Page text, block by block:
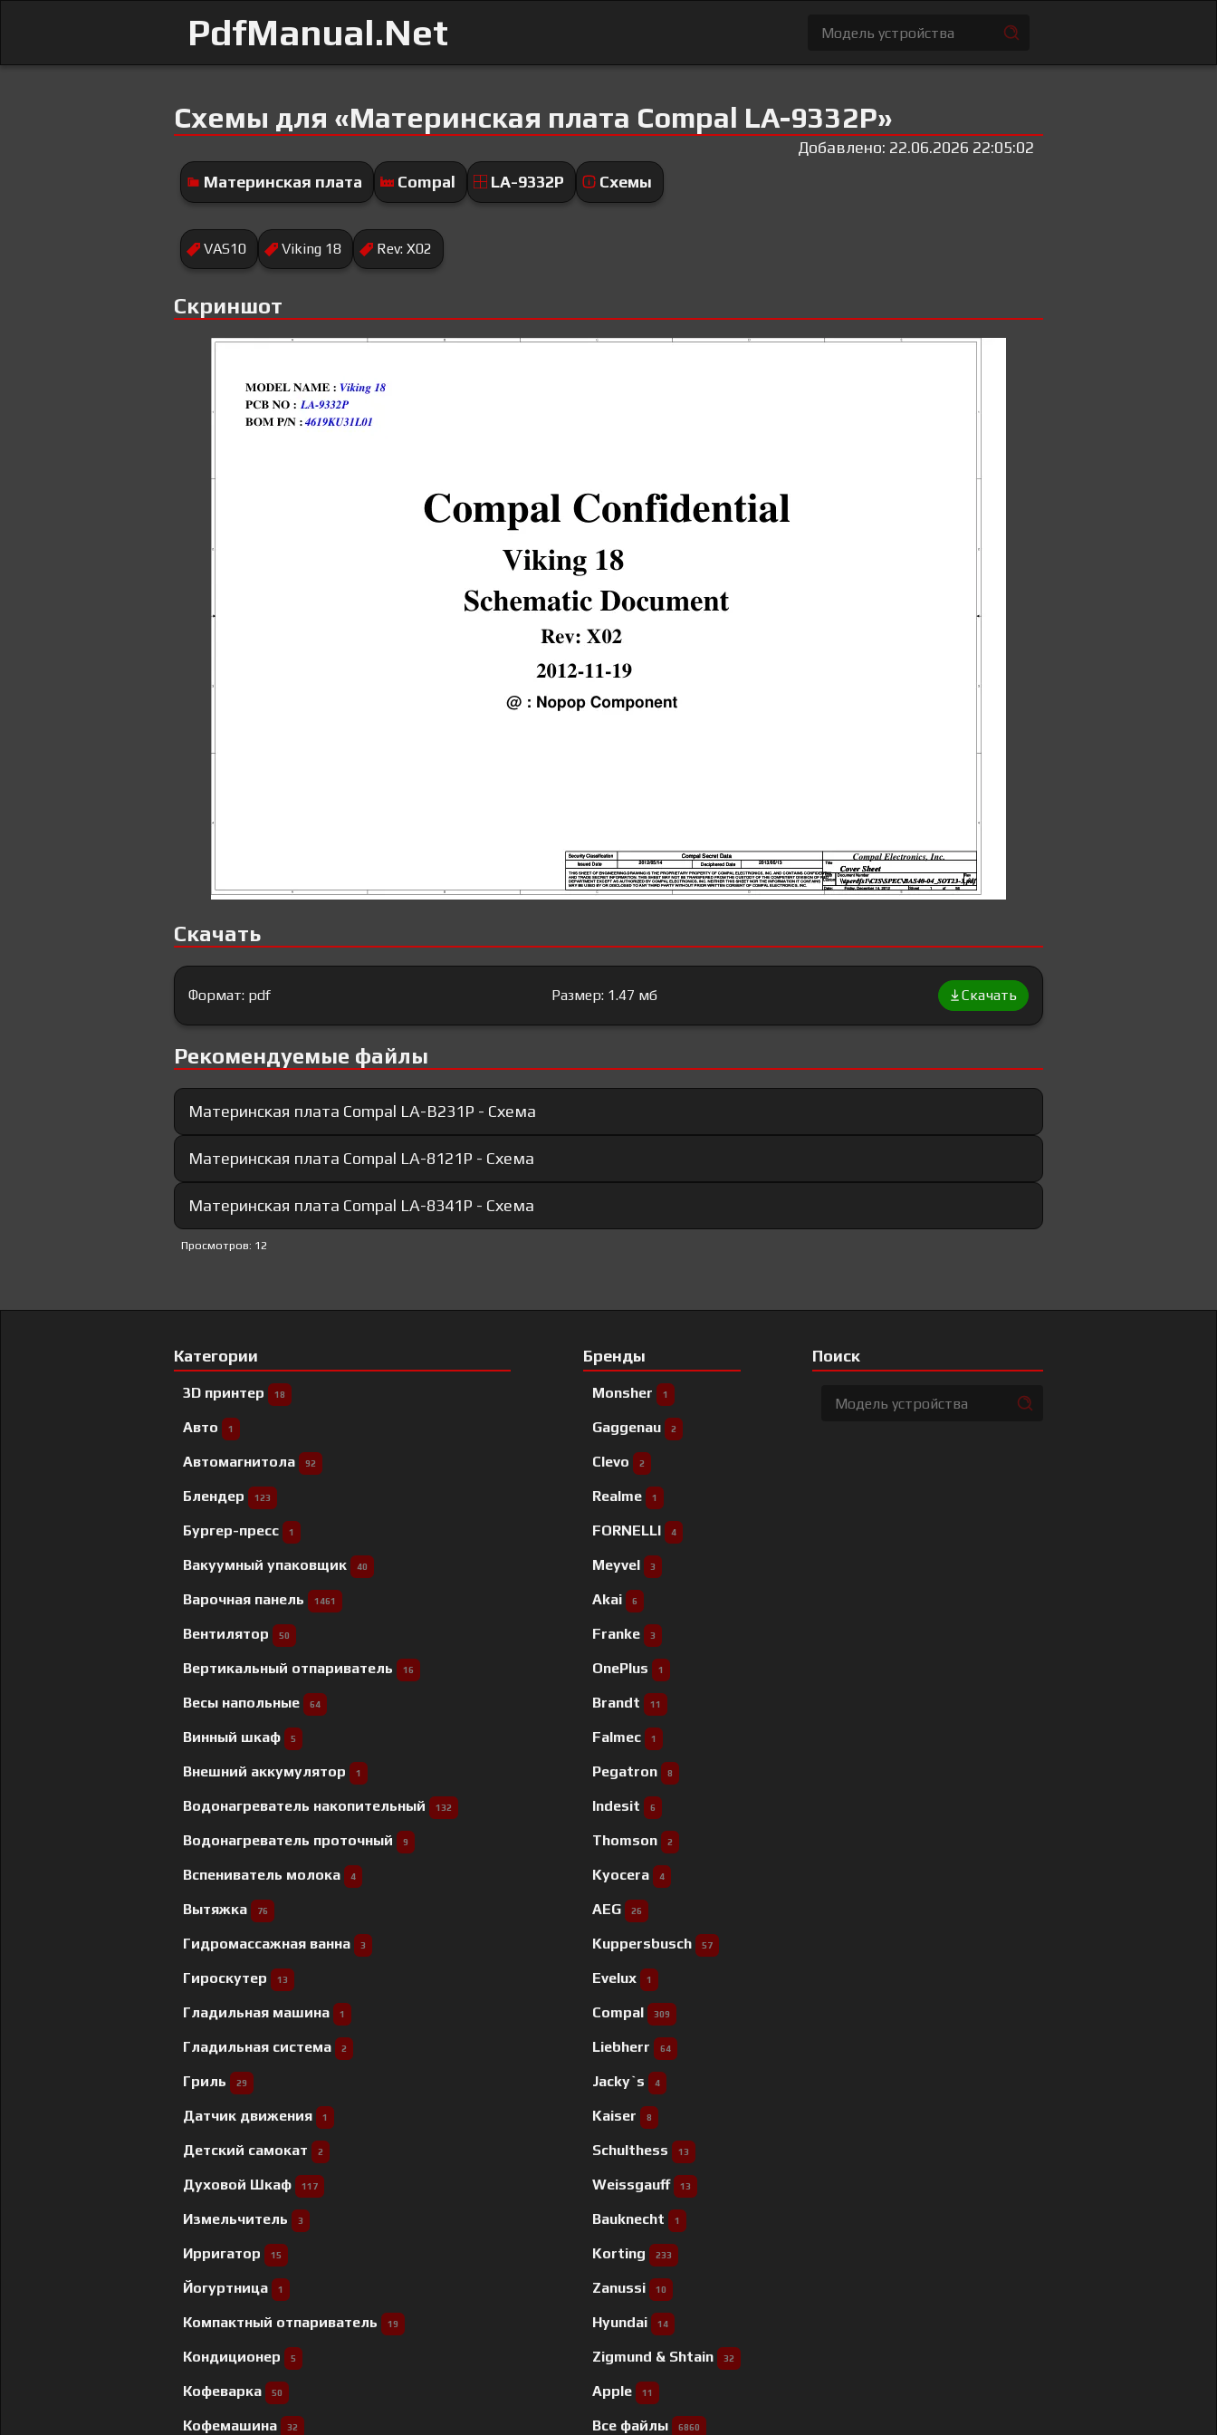
PdfManual.Net
Схемы для «Материнская плата Compal LA-9332P»
Добавлено: 22.06.2026 22:05:02
Материнская плата
Compal LA-9332P Схемы
VAS10 Viking 18 Rev: X02
Скриншот
Скачать
Формат: pdf Размер: 1.47 мб Скачать
Рекомендуемые файлы
Материнская плата Compal LA-B231P - Схема
Материнская плата Compal LA-8121P - Схема
Материнская плата Compal LA-8341P - Схема
Просмотров: 12
Категории
3D принтер 18
Авто 1
Автомагнитола 92
Блендер 123
Бургер-пресс 1
Вакуумный упаковщик 40
Варочная панель 1461
Вентилятор 50
Вертикальный отпариватель 16
Весы напольные 64
Винный шкаф 5
Внешний аккумулятор 1
Водонагреватель накопительный 132
Водонагреватель проточный 9
Вспениватель молока 4
Вытяжка 76
Гидромассажная ванна 3
Гироскутер 13
Гладильная машина 1
Гладильная система 2
Гриль 29
Датчик движения 1
Детский самокат 2
Духовой Шкаф 117
Измельчитель 3
Ирригатор 15
Йогуртница 1
Компактный отпариватель 19
Кондиционер 5
Кофеварка 50
Кофемашина 32
Бренды
Monsher 1
Gaggenau 2
Clevo 2
Realme 1
FORNELLI 4
Meyvel 3
Akai 6
Franke 3
OnePlus 1
Brandt 11
Falmec 1
Pegatron 8
Indesit 6
Thomson 2
Kyocera 4
AEG 26
Kuppersbusch 57
Evelux 1
Compal 309
Liebherr 64
Jacky`s 4
Kaiser 8
Schulthess 13
Weissgauff 13
Bauknecht 1
Korting 233
Zanussi 10
Hyundai 14
Zigmund & Shtain 32
Apple 11
Все файлы 6860
Поиск